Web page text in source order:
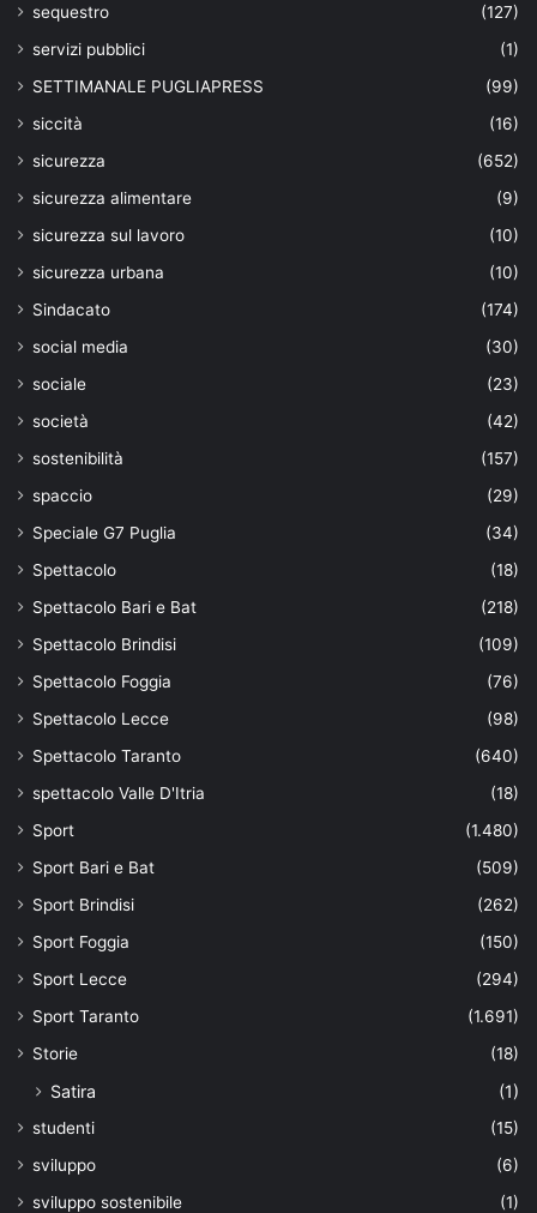
sequestro
(127)
servizi pubblici
(1)
SETTIMANALE PUGLIAPRESS
(99)
siccità
(16)
sicurezza
(652)
sicurezza alimentare
(9)
sicurezza sul lavoro
(10)
sicurezza urbana
(10)
Sindacato
(174)
social media
(30)
sociale
(23)
società
(42)
sostenibilità
(157)
spaccio
(29)
Speciale G7 Puglia
(34)
Spettacolo
(18)
Spettacolo Bari e Bat
(218)
Spettacolo Brindisi
(109)
Spettacolo Foggia
(76)
Spettacolo Lecce
(98)
Spettacolo Taranto
(640)
spettacolo Valle D'Itria
(18)
Sport
(1.480)
Sport Bari e Bat
(509)
Sport Brindisi
(262)
Sport Foggia
(150)
Sport Lecce
(294)
Sport Taranto
(1.691)
Storie
(18)
Satira (1)
studenti
(15)
sviluppo
(6)
sviluppo sostenibile
(1)